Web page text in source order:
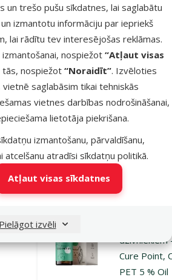
un trešo pušu sīkdatnes, lai saglabātu
izmantotu informāciju par iepriekš
lai rādītu tev interesējošas reklāmas.
nospiežot “Atļaut visas
tās, nospiežot “Noraidīt”. Izvēloties
saglabāsim tikai tehniskās
vietnes darbības nodrošināšanai,
lietotāja piekrišana.
izmantošanu, pārvaldīšanu,
atcelšanu atradīsi sīkdatņu politikā.
Atļaut visas sīkdatnes
Pielāgot izvēli
Papildbarība
dzīvniekiem
Cure Point,
PET 5 % Oil
Sausage,
Oriģinālā
Cena
14,98 €
Noliktavā
dzīvniekiem
Cure Point,
PET 5 % Oil